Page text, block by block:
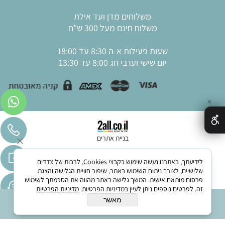
הוסף לסל
משלוחים מדן ועד אילת
משלוח חינם מעל 300 ש"ח
שעות פעילות א-ה 8:30 עד 18:00
יום שישי וערבי חג 8:00 עד 13:30
בניית אתרים
✕
לידיעתך, באתרנו נעשה שימוש בקבצי Cookies, לרבות של צדדים
שלישיים, לצורך ניתוח השימוש באתר, שיפור חוויית הגלישה והצגת
פרסום מותאם אישית. המשך גלישה באתר מהווה את הסכמתך לשימוש
זה. לפרטים נוספים ניתן לעיין במדיניות הפרטיות. מדיניות הפרטיות
מאשר